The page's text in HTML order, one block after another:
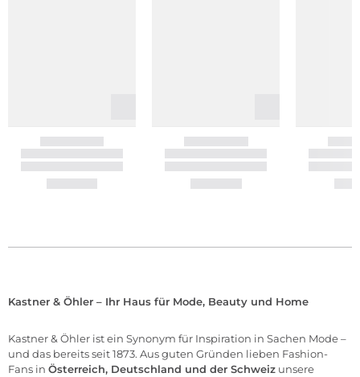
Kastner & Öhler – Ihr Haus für Mode, Beauty und Home
Kastner & Öhler ist ein Synonym für Inspiration in Sachen Mode –
und das bereits seit 1873. Aus guten Gründen lieben Fashion-
Fans in Österreich, Deutschland und der Schweiz unsere